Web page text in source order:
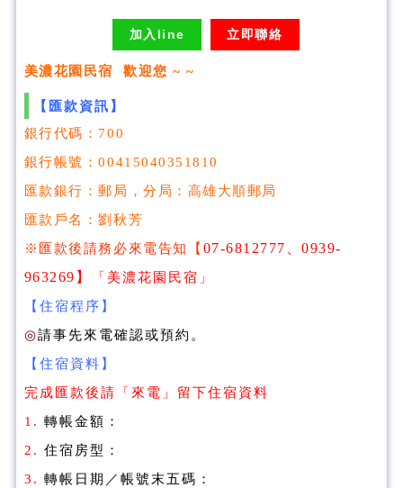
加入line 立即聯絡
美濃花園民宿 歡迎您 ~ ~
【匯款資訊】
銀行代碼：700
銀行帳號：00415040351810
匯款銀行：郵局，分局：高雄大順郵局
匯款戶名：劉秋芳
※匯款後請務必來電告知
【 07-6812777、0939-
963269 】
「美濃花園民宿」
【住宿程序】
◎請事先來電確認或預約。
【住宿資料】
完成匯款後請「來電」留下住宿資料
1. 轉帳金額：
2. 住宿房型：
3. 轉帳日期／帳號末五碼：